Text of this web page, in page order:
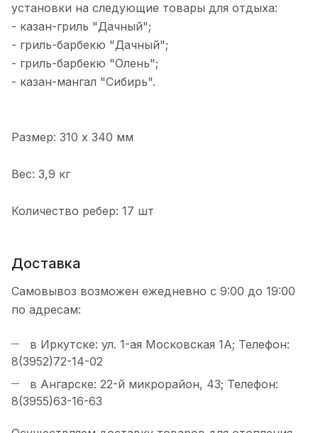
установки на следующие товары для отдыха:
- казан-гриль "Дачный";
- гриль-барбекю "Дачный";
- гриль-барбекю "Олень";
- казан-мангал "Сибирь".
Размер: 310 х 340 мм
Вес: 3,9 кг
Количество ребер: 17 шт
Доставка
Самовывоз возможен ежедневно с 9:00 до 19:00
по адресам:
в Иркутске: ул. 1-ая Московская 1А; Телефон:
8(3952)72-14-02
в Ангарске: 22-й микрорайон, 43; Телефон:
8(3955)63-16-63